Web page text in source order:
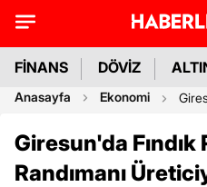
FİNANS DÖVİZ
Anasayfa Ekonomi
Giresun'da Fındık
Randımanı